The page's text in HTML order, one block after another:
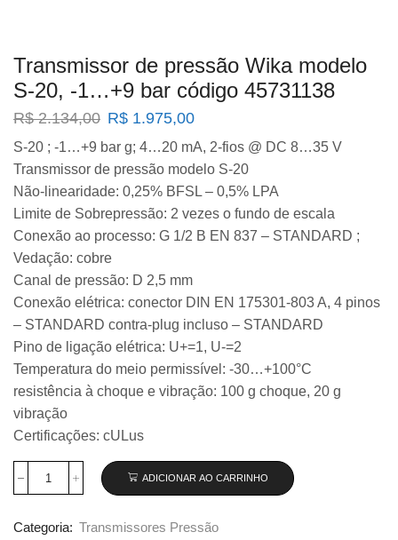
Transmissor de pressão Wika modelo
S-20, -1…+9 bar código 45731138
R$2.134,00 O
original
era:
R$ 2.134,00.
R$ 1.975,00O
atual
é:
R$ 1.975,00.
S-20 ; -1…+9 bar g; 4…20 mA, 2-fios @ DC 8…35 V
Transmissor de pressão modelo S-20
Não-linearidade: 0,25% BFSL – 0,5% LPA
Limite de Sobrepressão: 2 vezes o fundo de escala
Conexão ao processo: G 1/2 B EN 837 – STANDARD ;
Vedação: cobre
Canal de pressão: D 2,5 mm
Conexão elétrica: conector DIN EN 175301-803 A, 4 pinos
– STANDARD contra-plug incluso – STANDARD
Pino de ligação elétrica: U+=1, U-=2
Temperatura do meio permissível: -30…+100°C
resistência à choque e vibração: 100 g choque, 20 g
vibração
Certificações: cULus
Transmissor
Wika
ADICIONAR AO CARRINHO
Categoria: Transmissores Pressão